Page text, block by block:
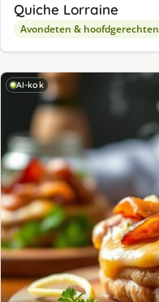
Quiche Lorraine
Avondeten & hoofdgerechten
AI-kok